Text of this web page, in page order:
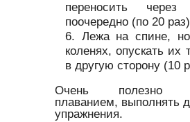
переносить
поочередно (по 20
Лежа на спине,
коленях, опускать их
в другую сторону (10
Очень полезно
плаванием, выполнять
упражнения.